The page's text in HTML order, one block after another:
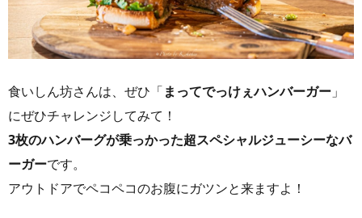
食いしん坊さんは、ぜひ「まってでっけぇハンバーガー 」
にぜひチャレンジしてみて！
3枚のハンバーグが乗っかった超スペシャルジューシーなバ
ーガーです。
アウトドアでペコペコのお腹にガツンと来ますよ！